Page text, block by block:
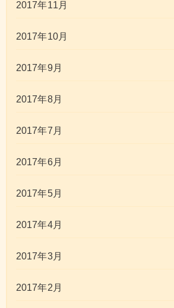
2017年11月
2017年10月
2017年9月
2017年8月
2017年7月
2017年6月
2017年5月
2017年4月
2017年3月
2017年2月